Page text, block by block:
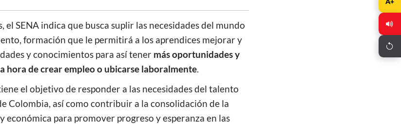
el SENA indica que busca suplir las necesidades del mundo
formación que le permitirá a los aprendices mejorar y
y conocimientos para así tener más oportunidades y
hora de crear empleo o ubicarse laboralmente.
el objetivo de responder a las necesidades del talento
Colombia, así como contribuir a la consolidación de la
económica para promover progreso y esperanza en las